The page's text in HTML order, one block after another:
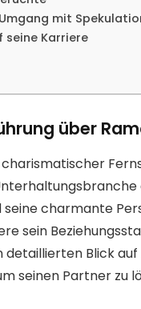
mit
seine Karriere
über
charismatischer
seine charmante
sein
Blick
seinen Partner zu